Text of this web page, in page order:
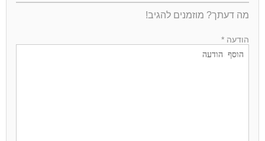
מה דעתך? מוזמנים להגיב!
הודעה *